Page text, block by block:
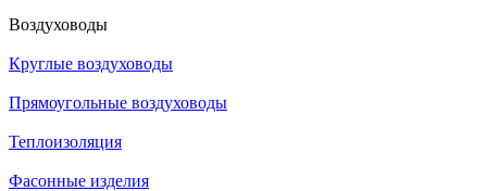
Воздуховоды
Круглые воздуховоды
Прямоугольные воздуховоды
Теплоизоляция
Фасонные изделия